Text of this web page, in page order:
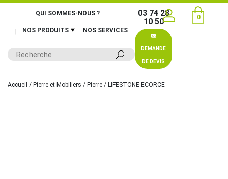
QUI SOMMES-NOUS ?
NOS PRODUITS NOS SERVICES
03 74 28
10 50
DEMANDE
DE DEVIS
0
Accueil / Pierre et Mobiliers / Pierre / LIFESTONE ECORCE